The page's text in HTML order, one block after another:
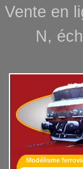
Vente en
N,
Modélisme